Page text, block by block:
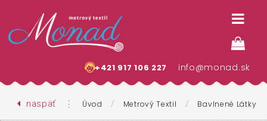
+421 917 106 227 info@monad.sk
naspäť ⋮ Úvod / Metrový Textil / Bavlnené Látky